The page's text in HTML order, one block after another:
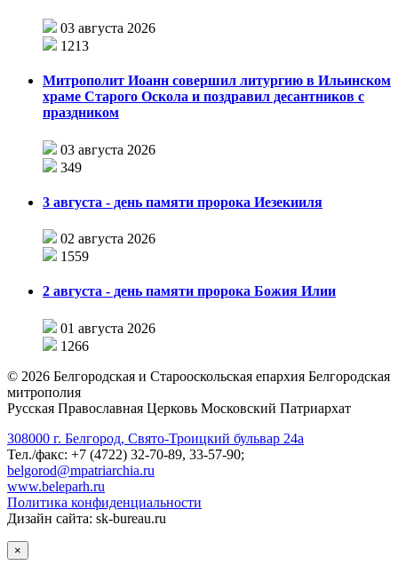
03 августа 2026
1213
Митрополит Иоанн совершил литургию в Ильинском
храме Старого Оскола и поздравил десантников с
праздником
03 августа 2026
349
3 августа - день памяти пророка Иезекииля
02 августа 2026
1559
2 августа - день памяти пророка Божия Илии
01 августа 2026
1266
© 2026 Белгородская и Старооскольская епархия Белгородская
митрополия
Русская Православная Церковь Московский Патриархат
308000 г. Белгород, Свято-Троицкий бульвар 24а
Тел./факс: +7 (4722) 32-70-89, 33-57-90;
belgorod@mpatriarchia.ru
www.beleparh.ru
Политика конфиденциальности
Дизайн сайта: sk-bureau.ru
×